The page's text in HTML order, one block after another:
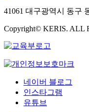
41061 대구광역시 동구
Copyright© KERIS. ALL
네이버 블로그
인스타그램
유튜브